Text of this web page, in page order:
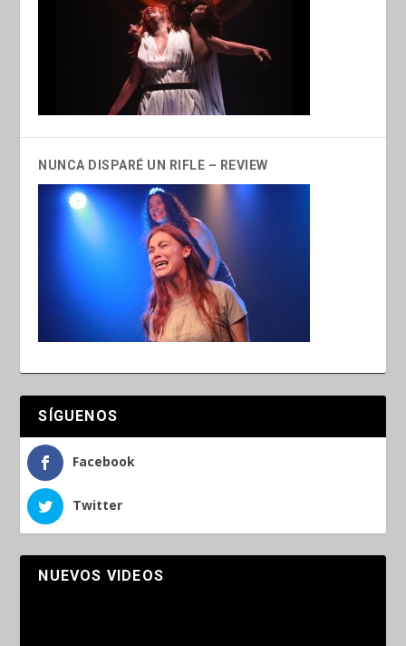
NUNCA DISPARÉ UN RIFLE – REVIEW
SÍGUENOS
Facebook
Twitter
NUEVOS VIDEOS